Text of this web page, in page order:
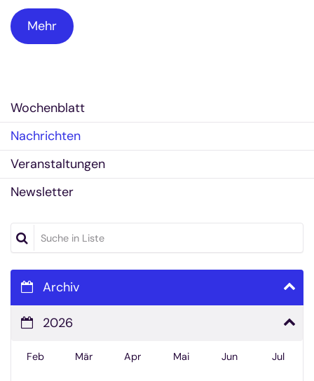
Mehr
Wochenblatt
Nachrichten
Veranstaltungen
Newsletter
Suche in Liste
Archiv
2026
Feb Mär Apr Mai Jun Jul